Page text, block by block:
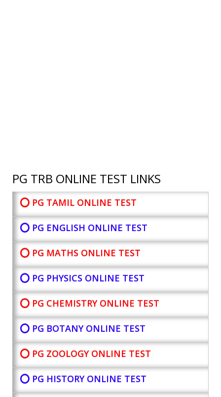
PG TRB ONLINE TEST LINKS
⭕ PG TAMIL ONLINE TEST
⭕ PG ENGLISH ONLINE TEST
⭕ PG MATHS ONLINE TEST
⭕ PG PHYSICS ONLINE TEST
⭕ PG CHEMISTRY ONLINE TEST
⭕ PG BOTANYONLINE TEST
⭕ PG ZOOLOGY ONLINE TEST
⭕ PG HISTORY ONLINE TEST